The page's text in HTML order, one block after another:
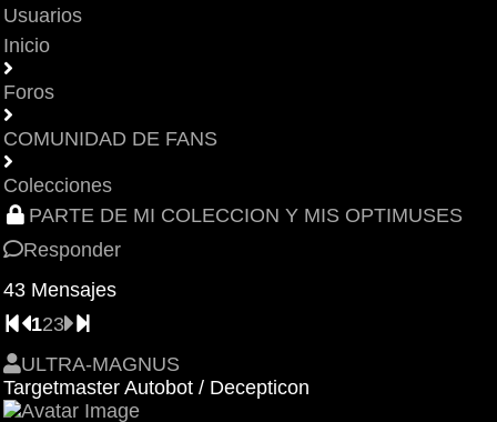
Usuarios
Inicio
Foros
COMUNIDAD DE FANS
Colecciones
PARTE DE MI COLECCION Y MIS OPTIMUSES
Responder
43 Mensajes
123
ULTRA-MAGNUS
Targetmaster Autobot / Decepticon